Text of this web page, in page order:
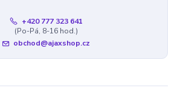
+420 777 323 641
(Po-Pá, 8-16 hod.)
obchod@ajaxshop.cz